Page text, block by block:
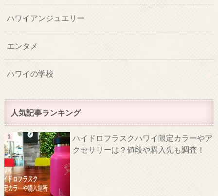
ハワイアンジュエリー
エンタメ
ハワイの学校
人気記事ランキング
ハイドロフラスクハワイ限定カラーやア
クセサリーは？値段や購入先も調査！